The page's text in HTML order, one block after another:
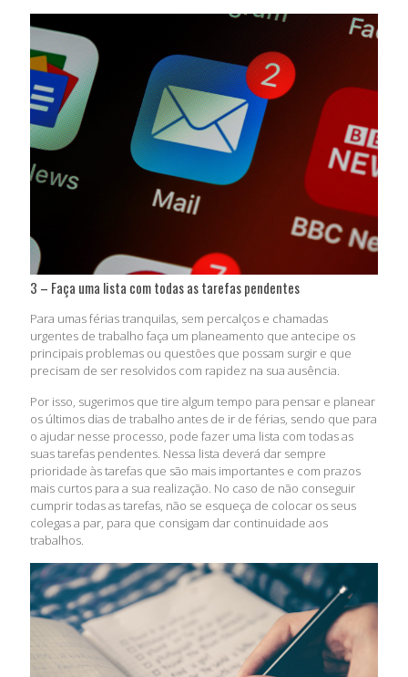
3 – Faça uma lista com todas as tarefas pendentes
Para umas férias tranquilas, sem percalços e chamadas
urgentes de trabalho faça um planeamento que antecipe os
principais problemas ou questões que possam surgir e que
precisam de ser resolvidos com rapidez na sua ausência.
Por isso, sugerimos que tire algum tempo para pensar e planear
os últimos dias de trabalho antes de ir de férias, sendo que para
o ajudar nesse processo, pode fazer uma lista com todas as
suas tarefas pendentes. Nessa lista deverá dar sempre
prioridade às tarefas que são mais importantes e com prazos
mais curtos para a sua realização. No caso de não conseguir
cumprir todas as tarefas, não se esqueça de colocar os seus
colegas a par, para que consigam dar continuidade aos
trabalhos.